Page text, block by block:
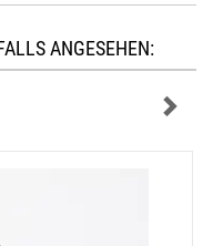
ANGESEHEN: